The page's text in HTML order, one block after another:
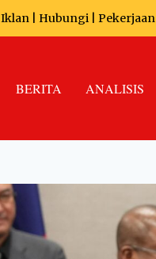
Iklan Hubungi Pekerjaan
BERITA ANALISIS